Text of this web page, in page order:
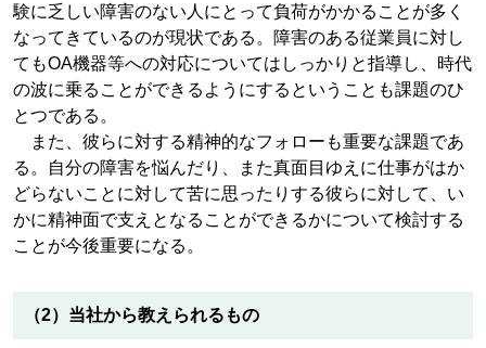
験に乏しい障害のない人にとって負荷がかかることが多く
なってきているのが現状である。障害のある従業員に対し
てもOA機器等への対応についてはしっかりと指導し、時代
の波に乗ることができるようにするということも課題のひ
とつである。
また、彼らに対する精神的なフォローも重要な課題であ
る。自分の障害を悩んだり、また真面目ゆえに仕事がはか
どらないことに対して苦に思ったりする彼らに対して、い
かに精神面で支えとなることができるかについて検討する
ことが今後重要になる。
（2）当社から教えられるもの